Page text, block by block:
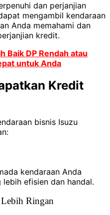
dan perjanjian
mengambil kendaraan
Anda memahami dan
kredit.
Baik DP Rendah atau
untuk Anda
Kredit
bisnis Isuzu
kendaraan Anda
efisien dan handal.
Ringan